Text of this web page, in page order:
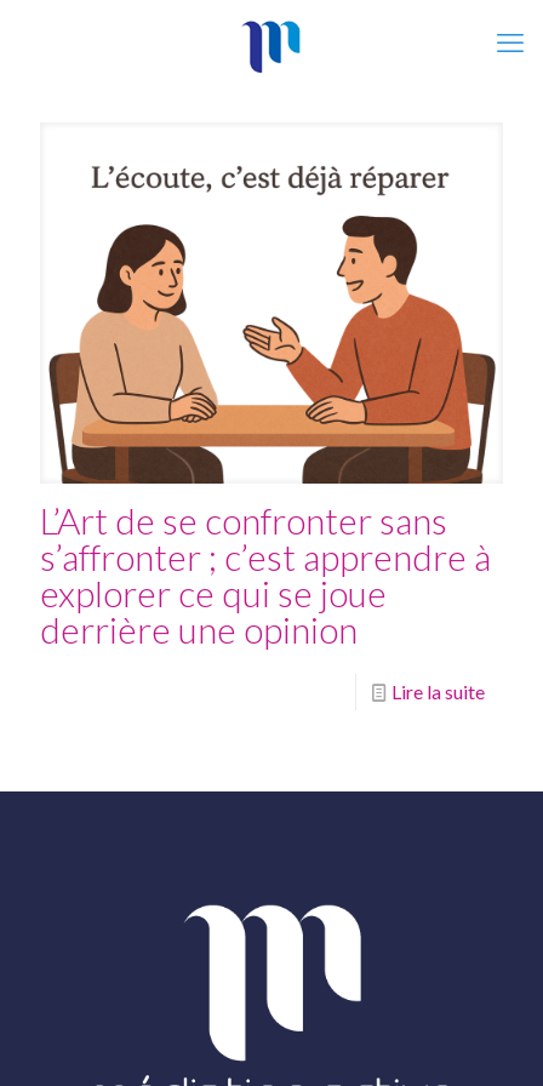
L’Art de se confronter sans
s’affronter ; c’est apprendre à
explorer ce qui se joue
derrière une opinion
Lire la suite